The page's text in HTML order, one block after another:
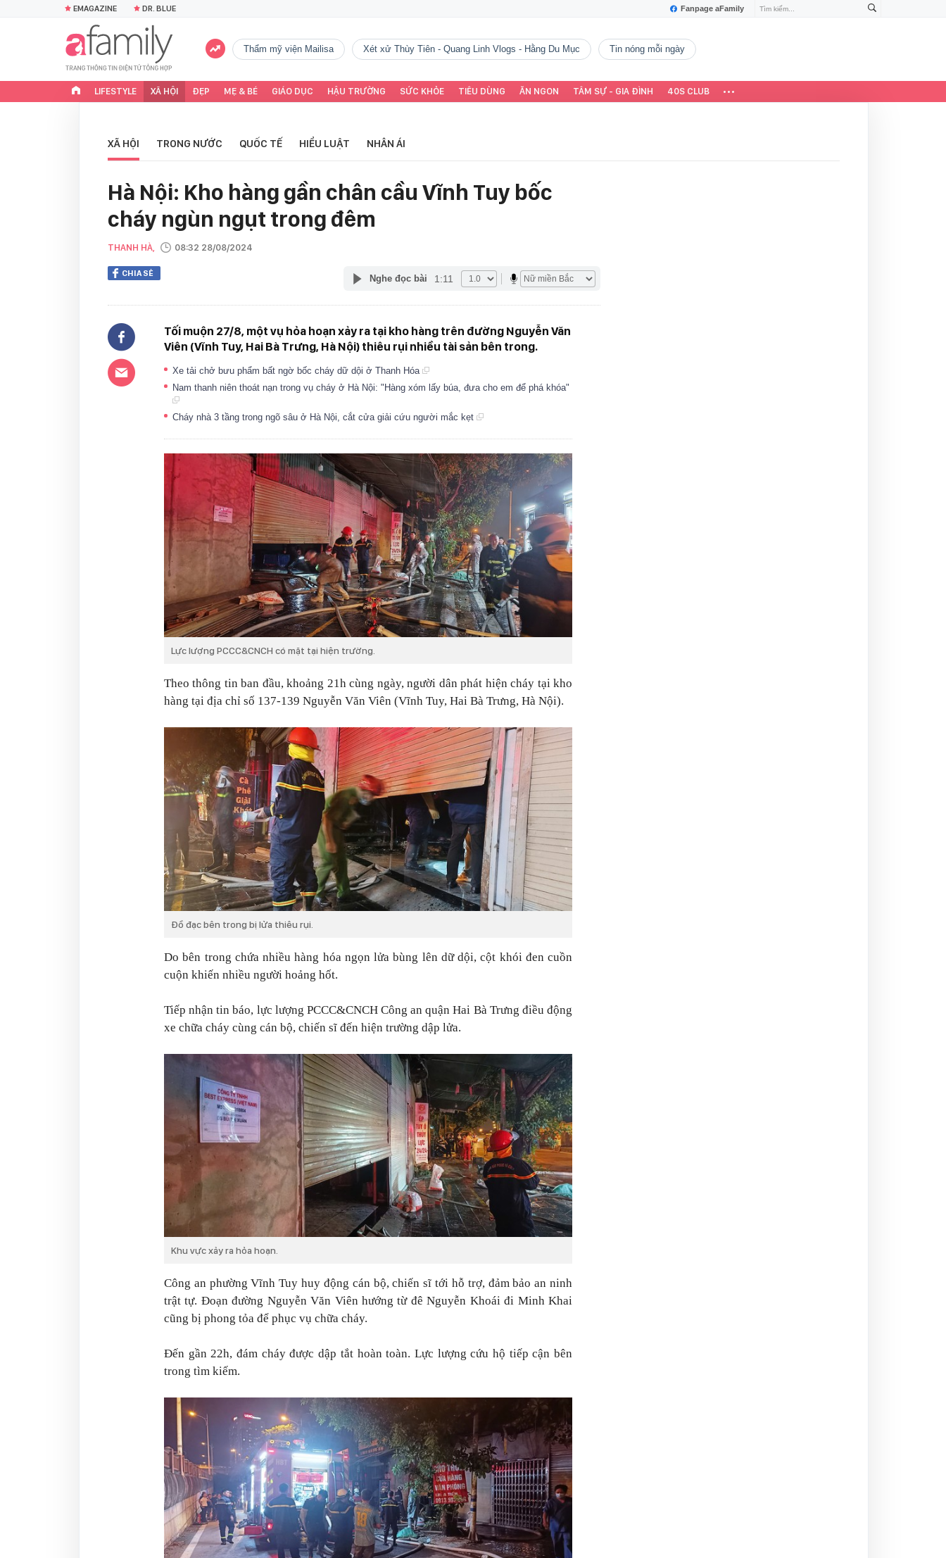
Fanpage aFamily
EMAGAZINE DR. BLUE
Thẩm mỹ viện Mailisa Xét xử Thùy Tiên - Quang Linh Vlogs - Hằng Du Mục tin nóng mỗi ngày
LIFESTYLE XÃ HỘI ĐẸP MẸ & BÉ GIÁO DỤC HẬU TRƯỜNG SỨC KHỎE TIÊU DÙNG ĂN NGON TÂM SỰ - GIA ĐÌNH 40S CLUB
XÃ HỘI TRONG NƯỚC QUỐC TẾ HIỂU LUẬT NHÂN ÁI
Hà Nội: Kho hàng gần chân cầu Vĩnh Tuy bốc
cháy ngùn ngụt trong đêm
THANH HÀ, 08:32 28/08/2024
CHIA SẺ Nghe đọc bài 1:11
Tối muộn 27/8, một vụ hỏa hoạn xảy ra tại kho hàng trên đường Nguyễn Văn
Viên (Vĩnh Tuy, Hai Bà Trưng, Hà Nội) thiêu rụi nhiều tài sản bên trong.
Xe tải chở bưu phẩm bất ngờ bốc cháy dữ dội ở Thanh Hóa
Nam thanh niên thoát nạn trong vụ cháy ở Hà Nội: "Hàng xóm lấy búa, đưa cho em để phá khóa"
Cháy nhà 3 tầng trong ngõ sâu ở Hà Nội, cắt cửa giải cứu người mắc kẹt
Lực lượng PCCC&CNCH có mặt tại hiện trường.
Theo thông tin ban đầu, khoảng 21h cùng ngày, người dân phát hiện cháy tại kho
hàng tại địa chỉ số 137-139 Nguyễn Văn Viên (Vĩnh Tuy, Hai Bà Trưng, Hà Nội).
Đồ đạc bên trong bị lửa thiêu rụi.
Do bên trong chứa nhiều hàng hóa ngọn lửa bùng lên dữ dội, cột khói đen cuồn
cuộn khiến nhiều người hoảng hốt.
Tiếp nhận tin báo, lực lượng PCCC&CNCH Công an quận Hai Bà Trưng điều động
xe chữa cháy cùng cán bộ, chiến sĩ đến hiện trường dập lửa.
Khu vực xảy ra hỏa hoạn.
Công an phường Vĩnh Tuy huy động cán bộ, chiến sĩ tới hỗ trợ, đảm bảo an ninh
trật tự. Đoạn đường Nguyễn Văn Viên hướng từ đê Nguyễn Khoái đi Minh Khai
cũng bị phong tỏa để phục vụ chữa cháy.
Đến gần 22h, đám cháy được dập tắt hoàn toàn. Lực lượng cứu hộ tiếp cận bên
trong tìm kiếm.